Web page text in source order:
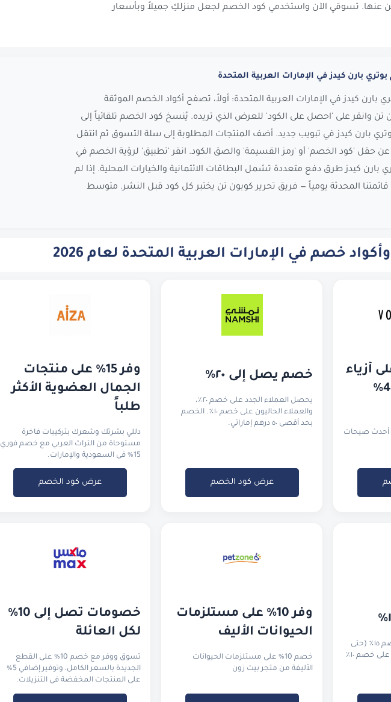
عنها. تسوقي الآن واستخدمي كود الخصم لجعل منزلكِ جميلاً وبأسعار
بارن كيدز في الإمارات العربية المتحدة
بارن كيدز في الإمارات العربية المتحدة: أولاً، تصفح أكواد الخصم الموثقة
تن وانقر على 'احصل على الكود' للعرض الذي تريده. يُنسخ كود الخصم تلقائياً إلى
بارن كيدز في تبويب جديد. أضف المنتجات المطلوبة إلى سلة التسوق ثم انتقل
حقل 'كود الخصم' أو 'رمز القسيمة' والصق الكود. انقر 'تطبيق' لرؤية الخصم في
بارن كيدز طرق دفع متعددة تشمل البطاقات الائتمانية والخيارات المحلية. إذا لم
المحدثة يومياً — فريق تحرير كوبون تن يختبر كل كود قبل النشر. متوسط
خصم في الإمارات العربية المتحدة لعام 2026
80% على أحدث صيحات
خصم يصل إلى ٢٠٪
يحصل العملاء الجدد على خصم ٢٠٪،
والعملاء الحاليون على خصم ١٠٪. الخصم
بحد أقصى ٥٠ درهم إماراتي.
عرض كود الخصم
الجمال العضوية الأكثر
طلباً
دللي بشرتك وشعرك بتركيبات فاخرة
مستوحاة من التراث العربي مع خصم فوري
15% في السعودية والإمارات.
عرض كود الخصم
يحصل العملاء الجدد على خصم ١٥٪ (حتى
٧٥ درهمًا). والعملاء الحاليون على خصم ١٠٪
الحيوانات الأليف
خصم 10% على مستلزمات الحيوانات
الأليفة من متجر بيت زون
لكل العائلة
تسوق ووفر مع خصم 10% على القطع
الجديدة بالسعر الكامل، وتوفير إضافي 5%
على المنتجات المخفضة في التنزيلات.